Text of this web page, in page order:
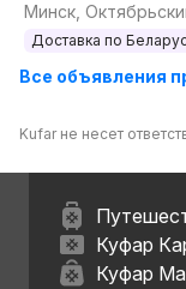
Минск,
Доставка по
Все объявления
Kufar не несет
Куфар
Куфар